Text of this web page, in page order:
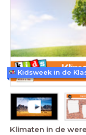
Klimaten in de
Kidsweek in de